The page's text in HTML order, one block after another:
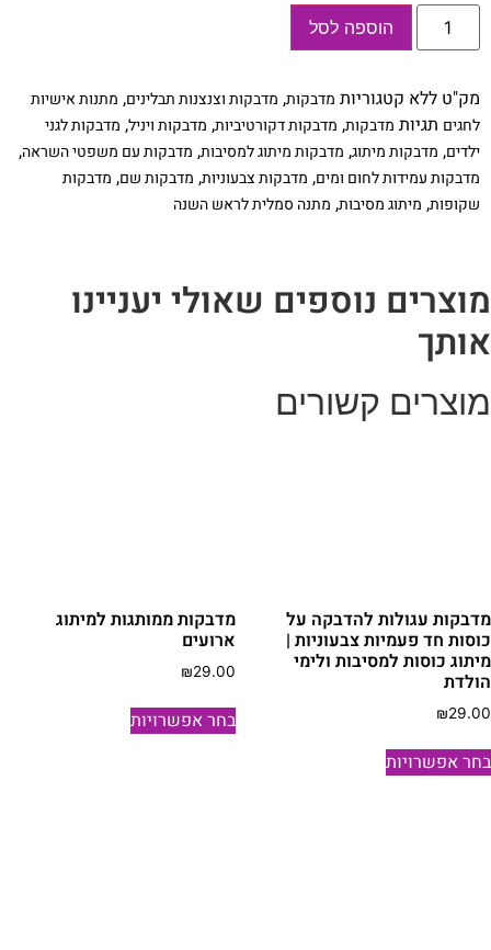
כמות
מדבקות
מדבקות
לצנצנת
הוספה לסל
מק"ט ללא קטגוריותמדבקות,מדבקות וצנצנות תבלינים,מתנות אישיות
לחגים תגיותמדבקות,מדבקות דקורטיביות,מדבקות ויניל,מדבקות לגני
ילדים,מדבקות מיתוג,מדבקות מיתוג למסיבות,מדבקות עם משפטי השראה,
מדבקות עמידות לחום ומים,מדבקות צבעוניות,מדבקות שם,מדבקות
שקופות,מיתוג מסיבות,מתנה סמלית לראש השנה
נוספים שאולי יעניינו
קשורים
עגולות להדבקה על
חד פעמיות צבעוניות |
כוסות למסיבות ולימי
₪
אפשרויותזה
מדבקות ממותגות למיתוג
ארועים
₪29.00
בחר אפשרויותזה